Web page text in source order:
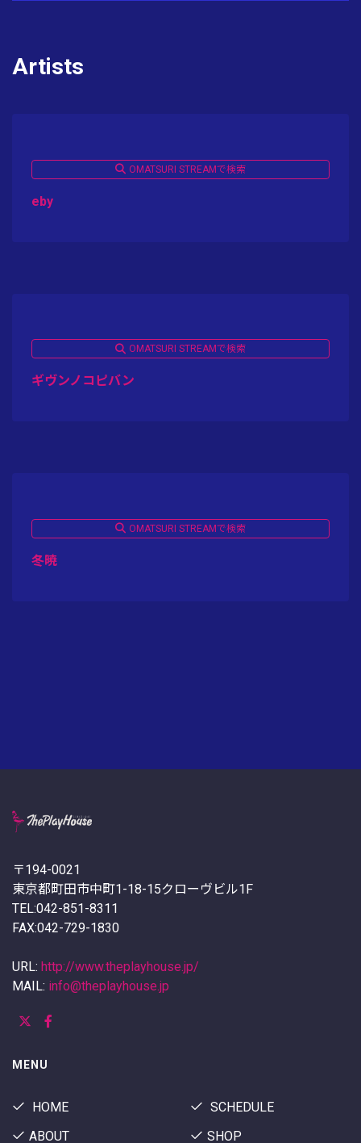
Artists
OMATSURI STREAMで検索
eby
OMATSURI STREAMで検索
ギヴンノコピバン
OMATSURI STREAMで検索
冬暁
〒194-0021
東京都町田市中町1-18-15クローヴビル1F
TEL:042-851-8311
FAX:042-729-1830
URL: http://www.theplayhouse.jp/
MAIL: info@theplayhouse.jp
MENU
HOME
SCHEDULE
ABOUT
SHOP